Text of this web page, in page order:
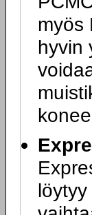
myös
hyvin